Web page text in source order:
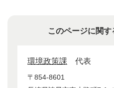
このページに関
環境政策課 代表
〒854-8601